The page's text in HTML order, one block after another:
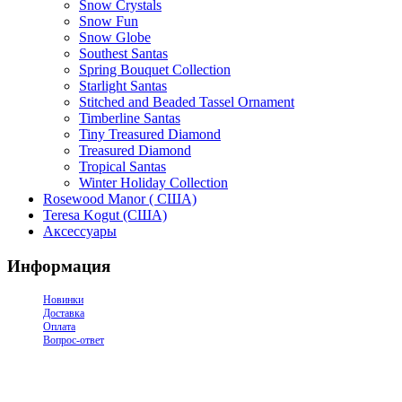
Snow Crystals
Snow Fun
Snow Globe
Southest Santas
Spring Bouquet Collection
Starlight Santas
Stitched and Beaded Tassel Ornament
Timberline Santas
Tiny Treasured Diamond
Treasured Diamond
Tropical Santas
Winter Holiday Collection
Rosewood Manor ( США)
Teresa Kogut (США)
Аксессуары
Информация
Новинки
Доставка
Оплата
Вопрос-ответ